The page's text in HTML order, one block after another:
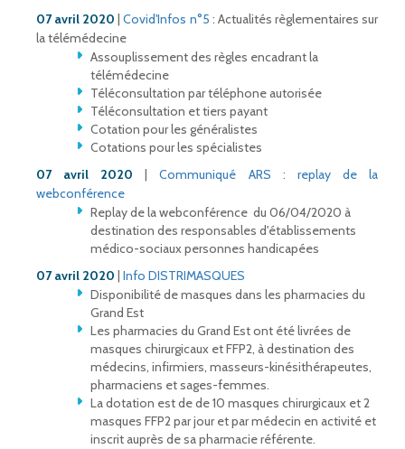
07 avril 2020 |Covid'Infos n°5 : Actualités règlementaires sur
la télémédecine
Assouplissement des règles encadrant la
télémédecine
Téléconsultation par téléphone autorisée
Téléconsultation et tiers payant
Cotation pour les généralistes
Cotations pour les spécialistes
07 avril 2020 |Communiqué ARS : replay de la
webconférence
Replay de la webconférence du 06/04/2020 à
destination des responsables d'établissements
médico-sociaux personnes handicapées
07 avril 2020 | Info DISTRIMASQUES
Disponibilité de masques dans les pharmacies du
Grand Est
Les pharmacies du Grand Est ont été livrées de
masques chirurgicaux et FFP2, à destination des
médecins, infirmiers, masseurs-kinésithérapeutes,
pharmaciens et sages-femmes.
La dotation est de de 10 masques chirurgicaux et 2
masques FFP2 par jour et par médecin en activité et
inscrit auprès de sa pharmacie référente.